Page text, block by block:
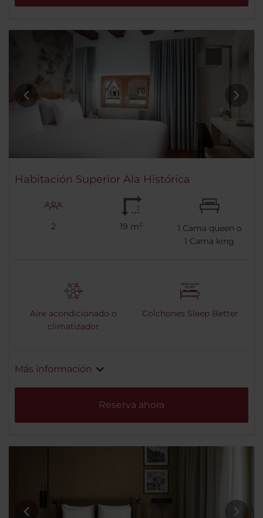
Habitación Superior Ala Histórica
2 19 m² 1 Cama queen o
1 Cama king
Aire acondicionado o
climatizador
Colchones Sleep Better
Más información
Reserva ahora